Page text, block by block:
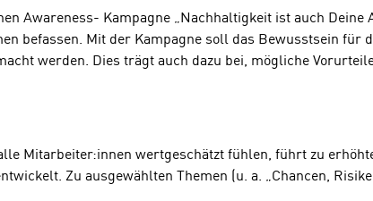
Awareness- Kampagne „Nachhaltigkeit ist auch
befassen. Mit der Kampagne soll das Bewusstsein für
werden. Dies trägt auch dazu bei, mögliche
Mitarbeiter:innen wertgeschätzt fühlen, führt zu
Zu ausgewählten Themen (u. a. „Chancen,